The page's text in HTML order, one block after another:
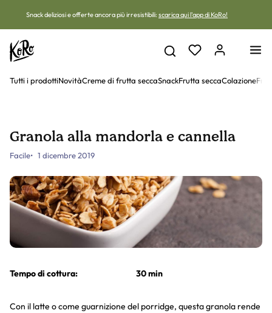
Snack deliziosi e offerte ancora più irresistibili: scarica qui l'app di KoRo!
Tutti i prodottiNovitàCreme di frutta seccaSnackFrutta seccaColazione
Granola alla mandorla e cannella
Facile 1 dicembre 2019
Tempo di cottura: 30 min
Con il latte o come guarnizione del porridge, questa granola rende